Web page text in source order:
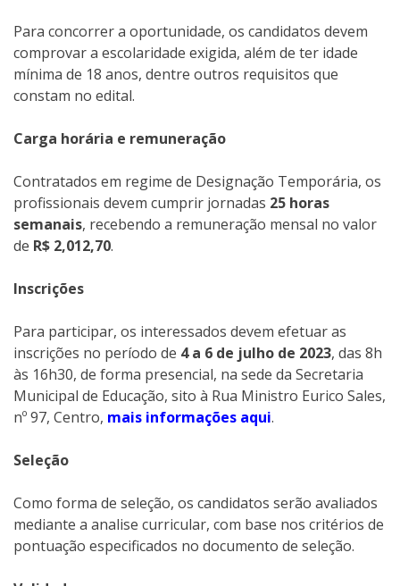
Para concorrer a oportunidade, os candidatos devem
comprovar a escolaridade exigida, além de ter idade
mínima de 18 anos, dentre outros requisitos que
constam no edital.
Carga horária e remuneração
Contratados em regime de Designação Temporária, os
profissionais devem cumprir jornadas 25 horas
semanais, recebendo a remuneração mensal no valor
de R$ 2,012,70.
Inscrições
Para participar, os interessados devem efetuar as
inscrições no período de 4 a 6 de julho de 2023, das 8h
às 16h30, de forma presencial, na sede da Secretaria
Municipal de Educação, sito à Rua Ministro Eurico Sales,
nº 97, Centro, mais informações aqui.
Seleção
Como forma de seleção, os candidatos serão avaliados
mediante a analise curricular, com base nos critérios de
pontuação especificados no documento de seleção.